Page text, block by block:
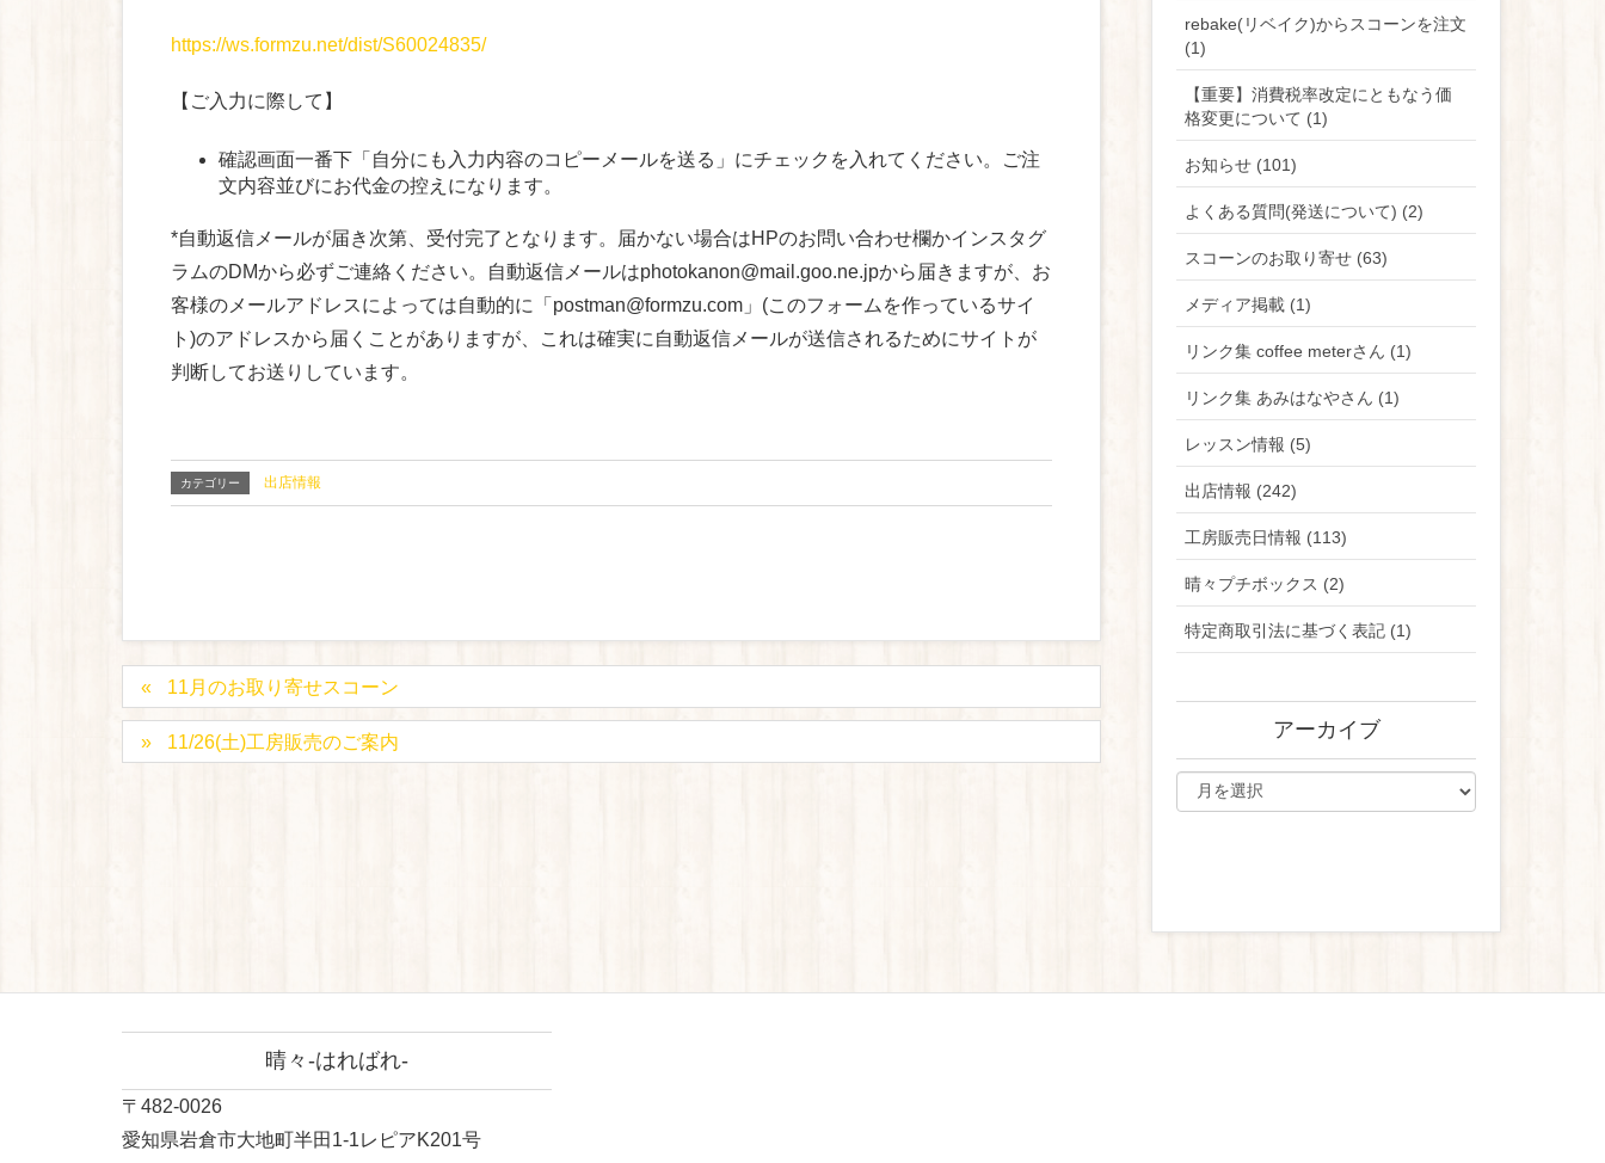
https://ws.formzu.net/dist/S60024835/
【ご入力に際して】
確認画面一番下「自分にも入力内容のコピーメールを送る」にチェックを入れてください。ご注
文内容並びにお代金の控えになります。
*自動返信メールが届き次第、受付完了となります。届かない場合はHPのお問い合わせ欄かインスタグ
ラムのDMから必ずご連絡ください。自動返信メールはphotokanon@mail.goo.ne.jpから届きますが、お
客様のメールアドレスによっては自動的に「postman@formzu.com」(このフォームを作っているサイ
ト)のアドレスから届くことがありますが、これは確実に自動返信メールが送信されるためにサイトが
判断してお送りしています。
カテゴリー 出店情報
11月のお取り寄せスコーン
11/26(土)工房販売のご案内
rebake(リベイク)からスコーンを注文
(1)
【重要】消費税率改定にともなう価
格変更について (1)
お知らせ (101)
よくある質問(発送について) (2)
スコーンのお取り寄せ (63)
メディア掲載 (1)
リンク集 coffee meterさん (1)
リンク集 あみはなやさん (1)
レッスン情報 (5)
出店情報 (242)
工房販売日情報 (113)
晴々プチボックス (2)
特定商取引法に基づく表記 (1)
アーカイブ
晴々-はればれ-
〒482-0026
愛知県岩倉市大地町半田1-1レピアK201号